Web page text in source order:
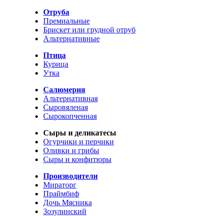
Отруба
Премиальные
Брискет или грудной отруб
Альтернативные
Птица
Курица
Утка
Салюмерия
Альтернативная
Сыровяленая
Сырокопченная
Сыры и деликатесы
Огурчики и перчики
Оливки и грибы
Сыры и конфитюры
Производители
Мираторг
Праймбиф
Дочь Мясника
Зозулинский